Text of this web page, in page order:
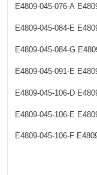
E4809-045-076-A
E4809-045-084-E
E4809-045-084-G
E4809-045-091-E
E4809-045-106-D
E4809-045-106-E
E4809-045-106-F